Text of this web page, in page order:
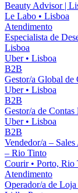
Beauty Advisor |
Le Labo • Lisboa
Atendimento
Especialista de
Lisboa
Uber • Lisboa
B2B
Gestor/a Global de
Uber • Lisboa
B2B
Gestor/a de Contas
Uber • Lisboa
B2B
Vendedor/a –
– Rio Tinto
Courir • Porto, Rio
Atendimento
Operador/a de